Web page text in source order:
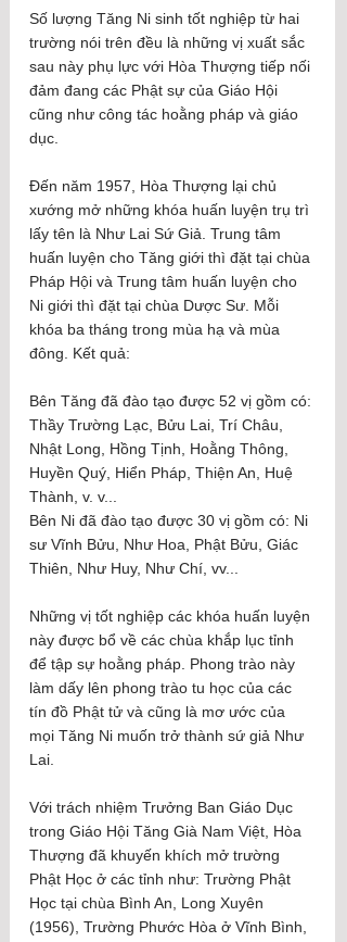
Số lượng Tăng Ni sinh tốt nghiệp từ hai
trường nói trên đều là những vị xuất sắc
sau này phụ lực với Hòa Thượng tiếp nối
đảm đang các Phật sự của Giáo Hội
cũng như công tác hoằng pháp và giáo
dục.
Đến năm 1957, Hòa Thượng lại chủ
xướng mở những khóa huấn luyện trụ trì
lấy tên là Như Lai Sứ Giả. Trung tâm
huấn luyện cho Tăng giới thì đặt tại chùa
Pháp Hội và Trung tâm huấn luyện cho
Ni giới thì đặt tại chùa Dược Sư. Mỗi
khóa ba tháng trong mùa hạ và mùa
đông. Kết quả:
Bên Tăng đã đào tạo được 52 vị gồm có:
Thầy Trường Lạc, Bửu Lai, Trí Châu,
Nhật Long, Hồng Tịnh, Hoằng Thông,
Huyền Quý, Hiển Pháp, Thiện An, Huệ
Thành, v. v...
Bên Ni đã đào tạo được 30 vị gồm có: Ni
sư Vĩnh Bửu, Như Hoa, Phật Bửu, Giác
Thiên, Như Huy, Như Chí, vv...
Những vị tốt nghiệp các khóa huấn luyện
này được bổ về các chùa khắp lục tỉnh
để tập sự hoằng pháp. Phong trào này
làm dấy lên phong trào tu học của các
tín đồ Phật tử và cũng là mơ ước của
mọi Tăng Ni muốn trở thành sứ giả Như
Lai.
Với trách nhiệm Trưởng Ban Giáo Dục
trong Giáo Hội Tăng Già Nam Việt, Hòa
Thượng đã khuyến khích mở trường
Phật Học ở các tỉnh như: Trường Phật
Học tại chùa Bình An, Long Xuyên
(1956), Trường Phước Hòa ở Vĩnh Bình,